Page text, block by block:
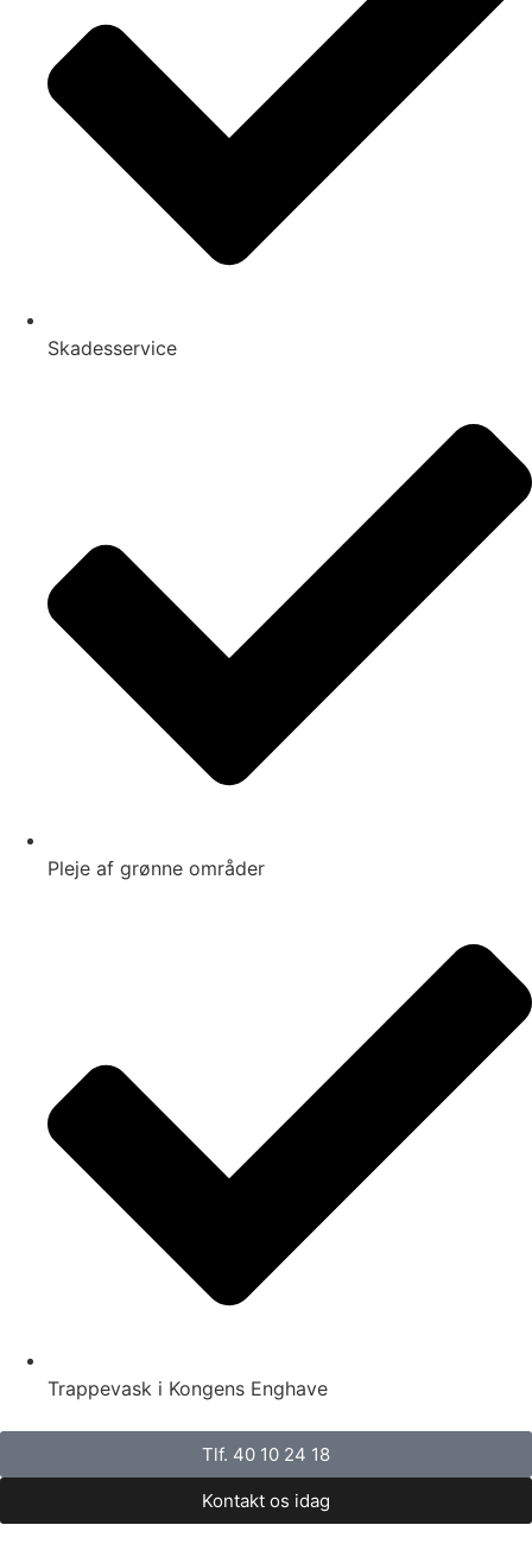
Skadesservice
Pleje af grønne områder
Trappevask i Kongens Enghave
Tlf. 40 10 24 18
Kontakt os idag